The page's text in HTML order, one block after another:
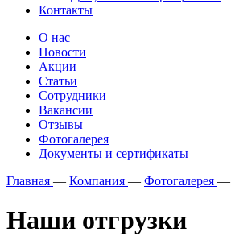
Контакты
О нас
Новости
Акции
Статьи
Сотрудники
Вакансии
Отзывы
Фотогалерея
Документы и сертификаты
Главная — Компания — Фотогалерея —
Наши отгрузки